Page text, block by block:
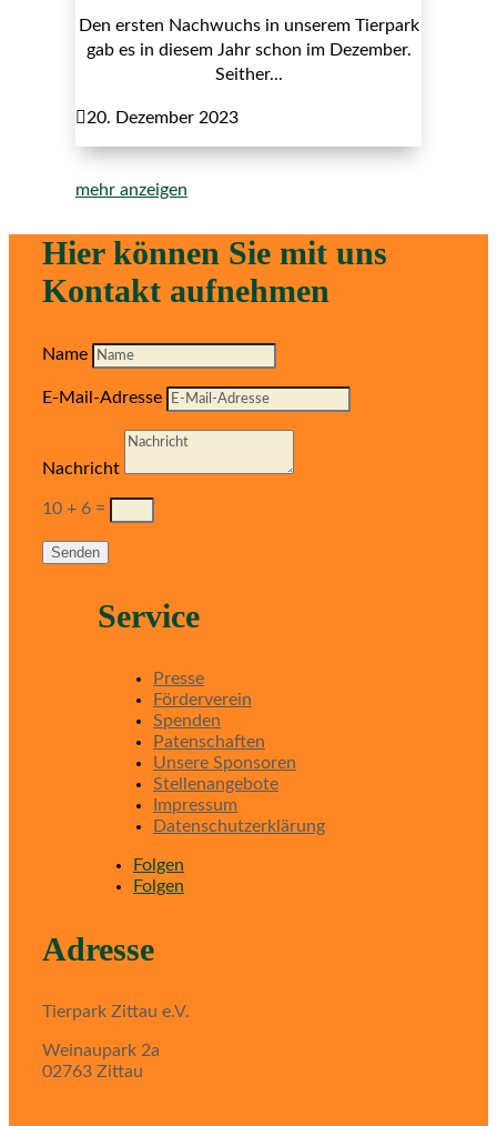
Den ersten Nachwuchs in unserem Tierpark
gab es in diesem Jahr schon im Dezember.
Seither...
20. Dezember 2023
mehr anzeigen
Hier können Sie mit uns
Kontakt aufnehmen
Name
E-Mail-Adresse
Nachricht
10 + 6 =
Senden
Service
Presse
Förderverein
Spenden
Patenschaften
Unsere Sponsoren
Stellenangebote
Impressum
Datenschutzerklärung
Folgen
Folgen
Adresse
Tierpark Zittau e.V.
Weinaupark 2a
02763 Zittau